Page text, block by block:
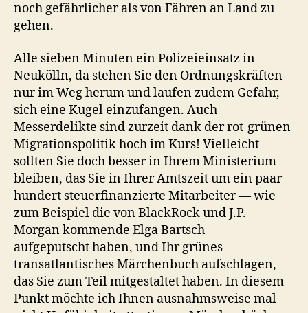
noch gefährlicher als von Fähren an Land zu
gehen.
Alle sieben Minuten ein Polizeieinsatz in
Neukölln, da stehen Sie den Ordnungskräften
nur im Weg herum und laufen zudem Gefahr,
sich eine Kugel einzufangen. Auch
Messerdelikte sind zurzeit dank der rot-grünen
Migrationspolitik hoch im Kurs! Vielleicht
sollten Sie doch besser in Ihrem Ministerium
bleiben, das Sie in Ihrer Amtszeit um ein paar
hundert steuerfinanzierte Mitarbeiter — wie
zum Beispiel die von BlackRock und J.P.
Morgan kommende Elga Bartsch —
aufgeputscht haben, und Ihr grünes
transatlantisches Märchenbuch aufschlagen,
das Sie zum Teil mitgestaltet haben. In diesem
Punkt möchte ich Ihnen ausnahmsweise mal